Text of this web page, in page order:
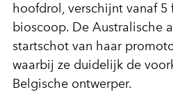
hoofdrol, verschijnt vanaf 5
bioscoop. De Australische
startschot van haar
waarbij ze duidelijk de
Belgische ontwerper.